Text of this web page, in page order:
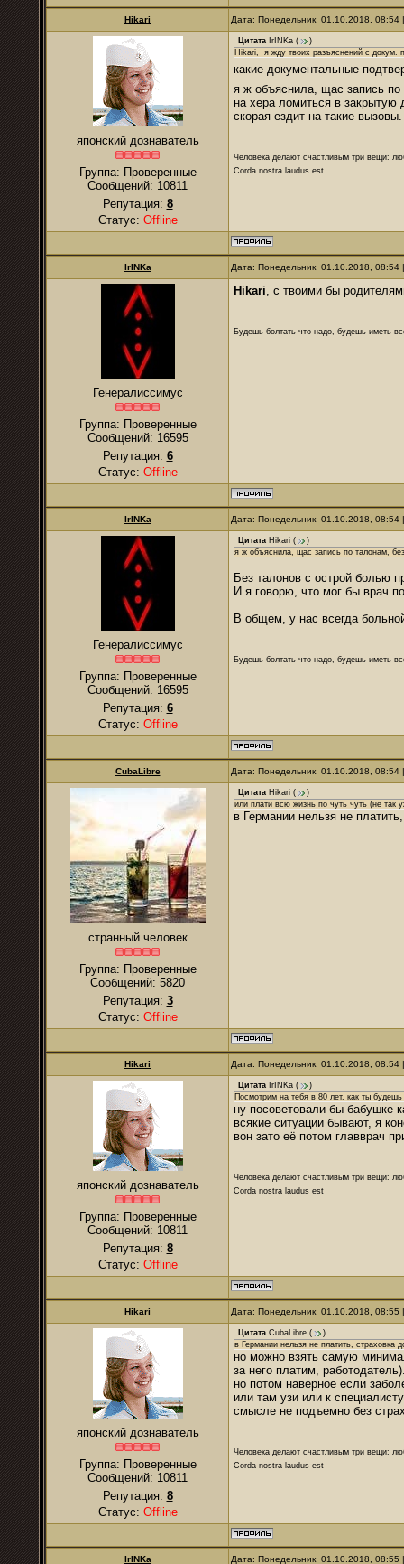
Hikari Дата: Понедельник, 01.10.2018,
японский дознаватель
Группа: Проверенные
Сообщений: 10811
Репутация: 8
Статус: Offline
Цитата IrINKa (
)
Hikari, я жду твоих разъяснений с докум.
какие документальные
я ж объяснила, щас запись по
на хера ломиться в закрытую
скорая ездит на такие вызовы.
Человека делают счастливым три вещи:
Corda nostra laudus est
IrINKa Дата: Понедельник, 01.10.2018,
Генералиссимус
Группа: Проверенные
Сообщений: 16595
Репутация: 6
Статус: Offline
Hikari, с твоими бы
Будешь болтать что надо, будешь иметь
IrINKa Дата: Понедельник, 01.10.2018,
Генералиссимус
Группа: Проверенные
Сообщений: 16595
Репутация: 6
Статус: Offline
Цитата Hikari (
)
я ж объяснила, щас запись по талонам,
Без талонов с острой болью
И я говорю, что мог бы врач
В общем, у нас всегда
Будешь болтать что надо, будешь иметь
CubaLibre Дата: Понедельник, 01.10.2018,
странный человек
Группа: Проверенные
Сообщений: 5820
Репутация: 3
Статус: Offline
Цитата Hikari (
)
или плати всю жизнь по чуть чуть (не так
в Германии нельзя не
Hikari Дата: Понедельник, 01.10.2018,
японский дознаватель
Группа: Проверенные
Сообщений: 10811
Репутация: 8
Статус: Offline
Цитата IrINKa (
)
Посмотрим на тебя в 80 лет, как ты
ну посоветовали бы бабушке
всякие ситуации бывают, я
вон зато её потом главврач
Человека делают счастливым три вещи:
Corda nostra laudus est
Hikari Дата: Понедельник, 01.10.2018,
японский дознаватель
Группа: Проверенные
Сообщений: 10811
Репутация: 8
Статус: Offline
Цитата CubaLibre (
)
в Германии нельзя не платить, страховка
но можно взять самую
за него платим,
но потом наверное если
или там узи или к
смысле не подъемно без
Человека делают счастливым три вещи:
Corda nostra laudus est
IrINKa Дата: Понедельник, 01.10.2018,